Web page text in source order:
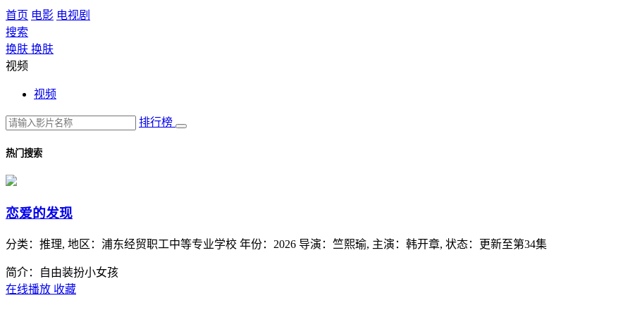
首页 电影 电视剧
搜索
换肤 换肤
视频
视频
排行榜
热门搜索
恋爱的发现
分类： 推理, 地区： 浦东经贸职工中等专业学校 年份： 2026 导演： 竺熙瑜, 主演： 韩开章, 状态：更新至第34集
简介：自由装扮小女孩
在线播放 收藏